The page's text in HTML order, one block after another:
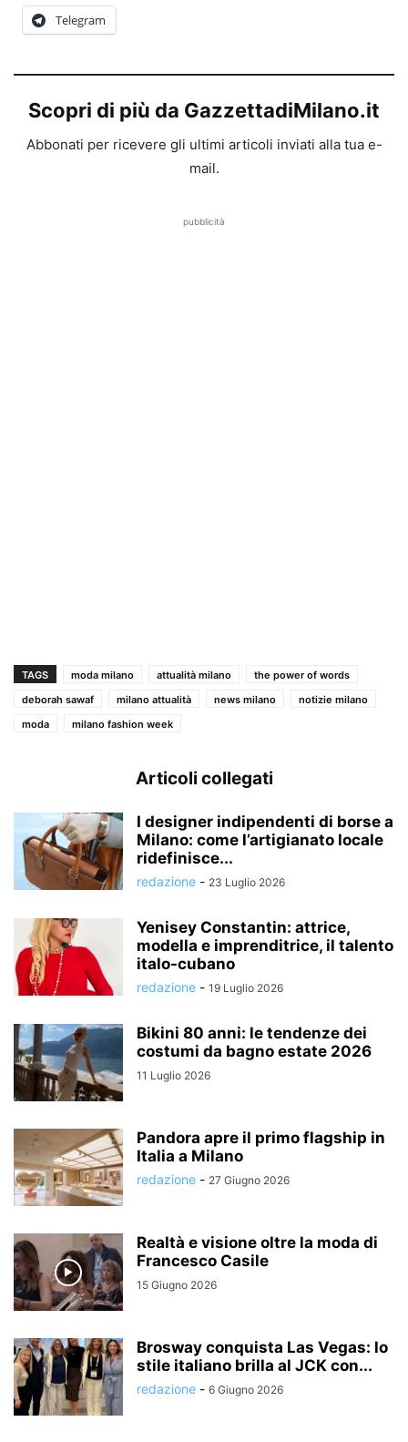
Telegram
Scopri di più da GazzettadiMilano.it
Abbonati per ricevere gli ultimi articoli inviati alla tua e-
mail.
pubblicità
TAGS moda milano attualità milano
the power of words
deborah sawaf
milano attualità news milano
notizie milano
moda
milano fashion week
Articoli collegati
I designer indipendenti di borse a
Milano: come l’artigianato locale
ridefinisce...
redazione - 23 Luglio 2026
Yenisey Constantin: attrice,
modella e imprenditrice, il talento
italo-cubano
redazione - 19 Luglio 2026
Bikini 80 anni: le tendenze dei
costumi da bagno estate 2026
11 Luglio 2026
Pandora apre il primo flagship in
Italia a Milano
redazione - 27 Giugno 2026
Realtà e visione oltre la moda di
Francesco Casile
15 Giugno 2026
Brosway conquista Las Vegas: lo
stile italiano brilla al JCK con...
redazione - 6 Giugno 2026